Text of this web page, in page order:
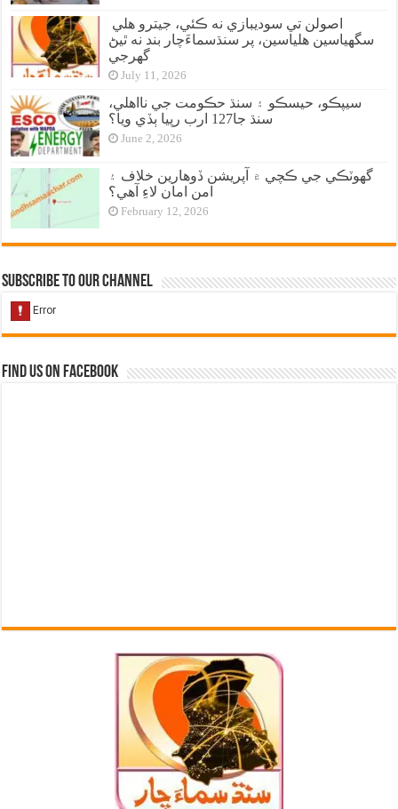
سگهياسين هلياسين، پر سنڌسماءَچار بند نه ٿيڻ
گهرجي
July 11, 2026
سيپڪو، حيسڪو ۽ سنڌ حڪومت جي نااهلي،
سنڌ جا127 ارب رپيا ٻڏي ويا؟
June 2, 2026
گهوٽڪي جي ڪچي ۾ آپريشن ڏوهارين خلاف ۽
امن امان لاءِ آهي؟
February 12, 2026
Subscribe to our Channel
Find us on Facebook